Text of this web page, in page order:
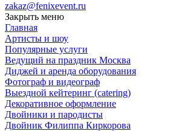
zakaz@fenixevent.ru
Закрыть меню
Главная
Артисты и шоу
Популярные услуги
Ведущий на праздник Москва
Диджей и аренда оборудования
Фотограф и видеограф
Выездной кейтеринг (catering)
Декоративное оформление
Двойники и пародисты
Двойник Филиппа Киркорова